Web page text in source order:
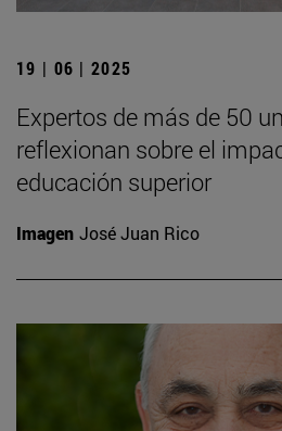
19 | 06 | 2025
Expertos de más de 50
reflexionan sobre el
educación superior
Imagen José Juan Rico